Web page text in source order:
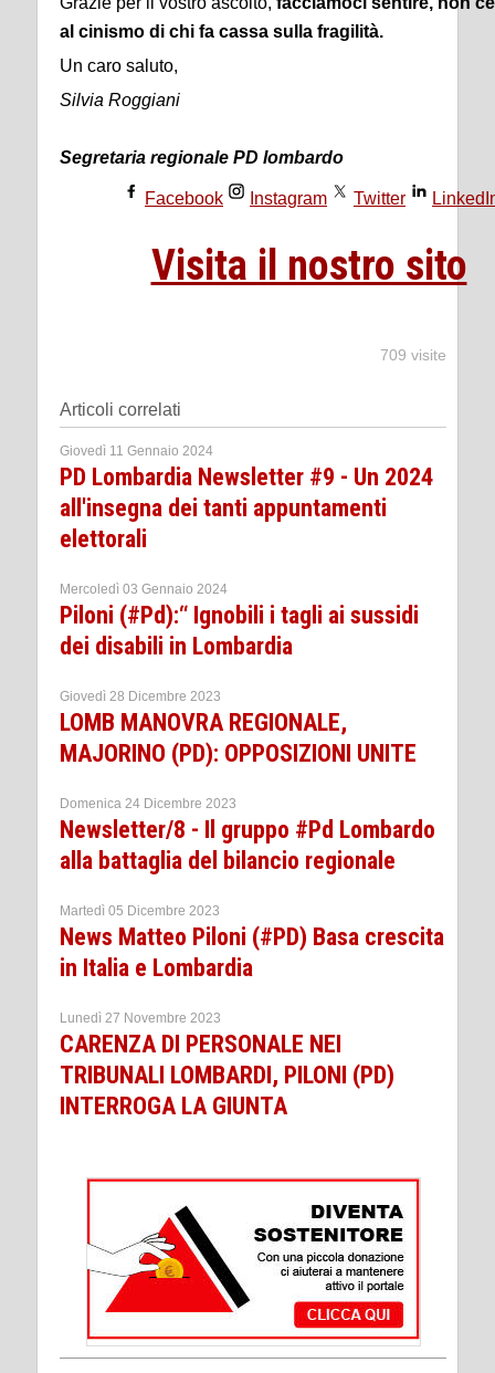
al cinismo di chi fa cassa sulla fragilità.
Un caro saluto,
Silvia Roggiani
Segretaria regionale PD lombardo
Facebook Instagram Twitter
Visita il nostro sito
709 visite
Articoli correlati
Giovedì 11 Gennaio 2024
PD Lombardia Newsletter #9 - Un 2024
all'insegna dei tanti appuntamenti
elettorali
Mercoledì 03 Gennaio 2024
Piloni (#Pd):“ Ignobili i tagli ai sussidi
dei disabili in Lombardia
Giovedì 28 Dicembre 2023
LOMB MANOVRA REGIONALE,
MAJORINO (PD): OPPOSIZIONI UNITE
Domenica 24 Dicembre 2023
Newsletter/8 - Il gruppo #Pd Lombardo
alla battaglia del bilancio regionale
Martedì 05 Dicembre 2023
News Matteo Piloni (#PD) Basa crescita
in Italia e Lombardia
Lunedì 27 Novembre 2023
CARENZA DI PERSONALE NEI
TRIBUNALI LOMBARDI, PILONI (PD)
INTERROGA LA GIUNTA